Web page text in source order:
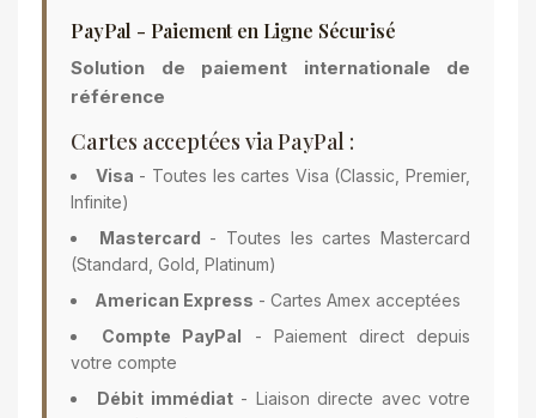
PayPal - Paiement en Ligne Sécurisé
Solution de paiement internationale de
référence
Cartes acceptées via PayPal :
Visa - Toutes les cartes Visa (Classic, Premier,
Infinite)
Mastercard - Toutes les cartes Mastercard
(Standard, Gold, Platinum)
American Express - Cartes Amex acceptées
Compte PayPal - Paiement direct depuis
votre compte
Débit immédiat- Liaison directe avec votre